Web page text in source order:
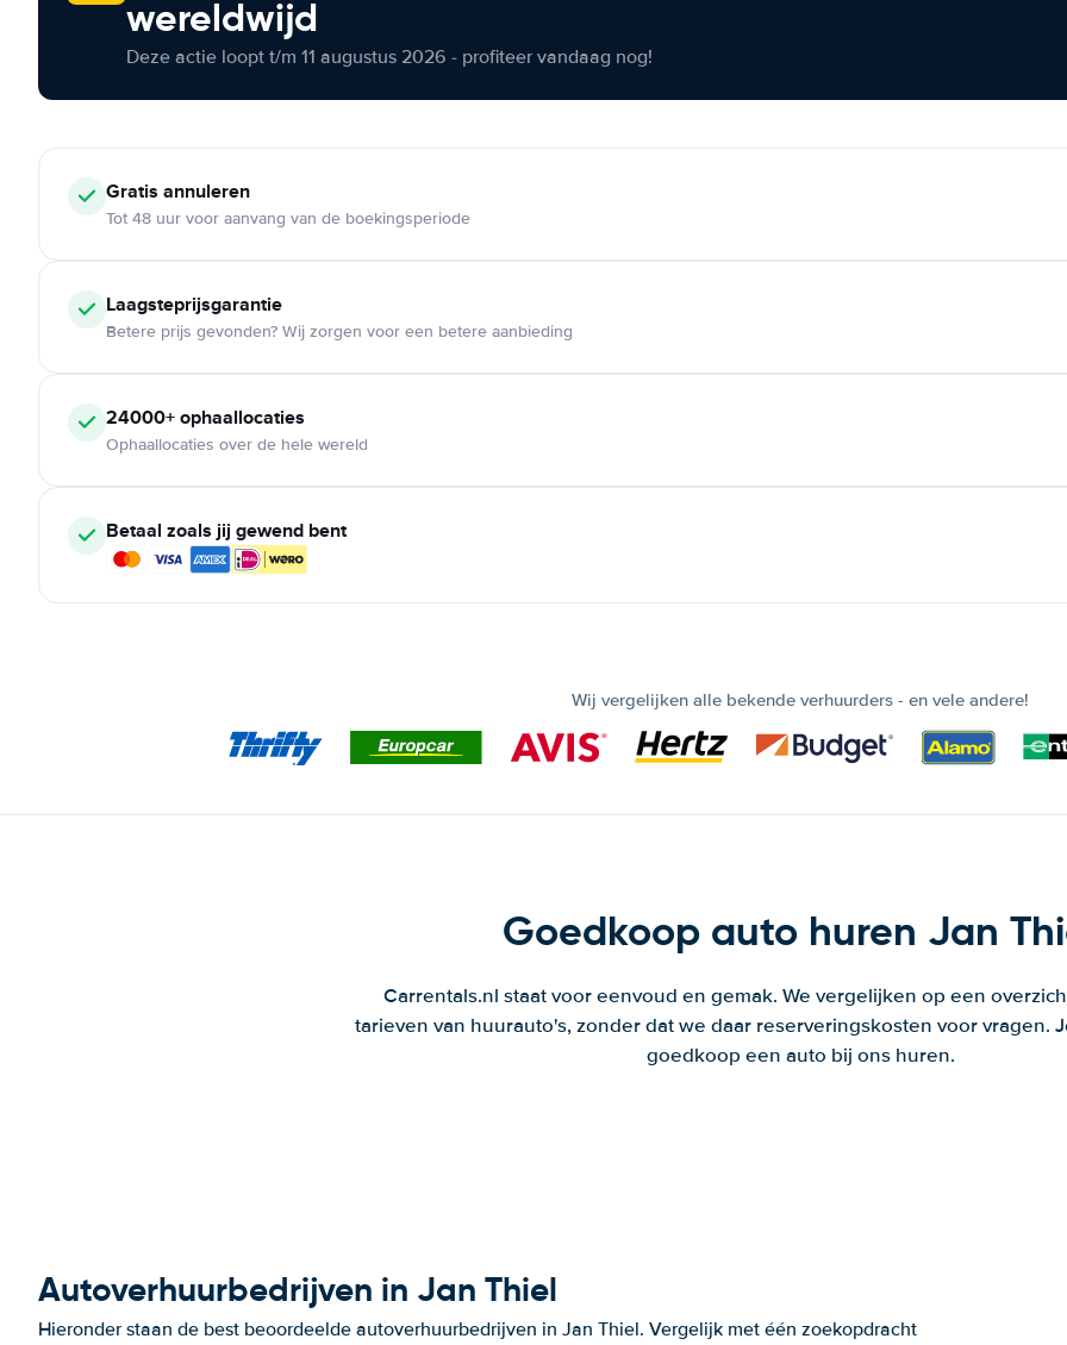
wereldwijd
Deze actie loopt t/m 11 augustus 2026 - profiteer vandaag nog!
Gratis annuleren
Tot 48 uur voor aanvang van de boekingsperiode
Laagsteprijsgarantie
Betere prijs gevonden? Wij zorgen voor een betere aanbieding
24000+ ophaallocaties
Ophaallocaties over de hele wereld
Betaal zoals jij gewend bent
Wij vergelijken alle bekende verhuurders - en vele andere!
Goedkoop auto huren Jan
Carrentals.nl staat voor eenvoud en gemak. We vergelijken op een
tarieven van huurauto's, zonder dat we daar reserveringskosten voor vragen.
goedkoop een auto bij ons huren.
Autoverhuurbedrijven in Jan Thiel
Hieronder staan de best beoordeelde autoverhuurbedrijven in Jan Thiel. Vergelijk met één zoekopdracht